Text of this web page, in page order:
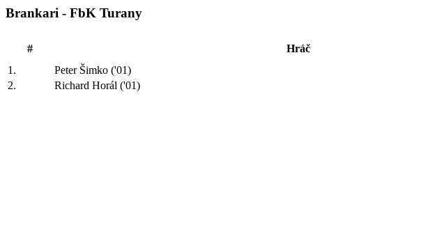
Brankari - FbK Turany
# Hráč
1.
Peter Šimko ('01)
2.
Richard Horál ('01)